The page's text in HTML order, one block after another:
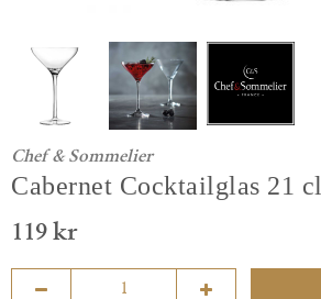
Chef & Sommelier
Cabernet Cocktailglas 21 cl
119 kr